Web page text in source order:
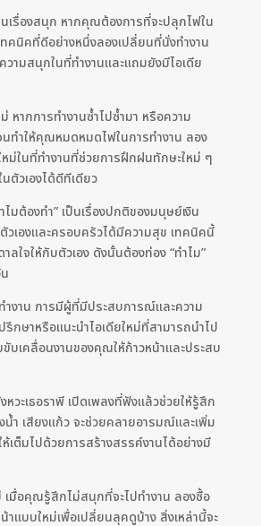
นเรื่องสนุก หากคุณต้องการที่จะปลุกไฟใน
ทคนิคที่ดีอย่างหนึ่งลองเปลี่ยนที่นั่งทำงาน
วามสนุกในที่ทำงานและแถมยังมีไอเดีย
หากการทำงานซ้ำไปซ้ำมา หรือความ
ทำให้คุณหมดหมดไฟในการทำงาน ลอง
หม่ในที่ทำงานที่ช่วยการฝึกฝนทักษะใหม่ ๆ
ตัวเองได้ดีทีเดียว
ไมต้องทำ” เป็นเรื่องปกติของมนุษย์เงิน
วเองและครอบครัวได้มีความสุข เทคนิคนี้
ลใจให้กับตัวเอง ดังนั้นต้องท่อง “ทำไม”
ำงาน การมีผู้ที่มีประสบการณ์และความ
กษาหรือแนะนำไอเดียใหม่ที่สามารถนำไป
บเคลื่อนงานของคุณให้ก้าวหน้าและประสบ
หวะเธอราพี เปิดเพลงที่ฟังแล้วช่วยให้รู้สึก
น้ำ เสียงแก้ว จะช่วยคลายอารมณ์และเพิ่ม
ห้เต็มไปด้วยการสร้างสรรค์งานได้อย่างมี
เมื่อคุณรู้สึกไม่สนุกที่จะไปทำงาน ลองซื้อ
แบบใหม่เพื่อเปลี่ยนลุคดูบ้าง สิ่งเหล่านี้จะ